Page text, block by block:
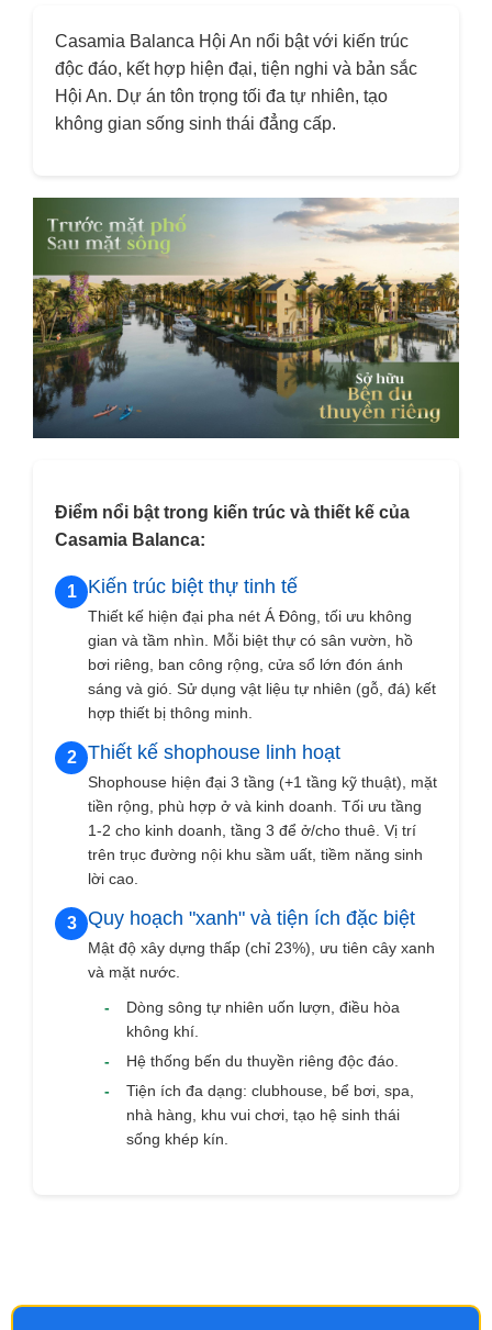
Casamia Balanca Hội An nổi bật với kiến trúc
độc đáo, kết hợp hiện đại, tiện nghi và bản sắc
Hội An. Dự án tôn trọng tối đa tự nhiên, tạo
không gian sống sinh thái đẳng cấp.
Điểm nổi bật trong kiến trúc và thiết kế của
Casamia Balanca:
1 Kiến trúc biệt thự tinh tế
Thiết kế hiện đại pha nét Á Đông, tối ưu không
gian và tầm nhìn. Mỗi biệt thự có sân vườn, hồ
bơi riêng, ban công rộng, cửa sổ lớn đón ánh
sáng và gió. Sử dụng vật liệu tự nhiên (gỗ, đá) kết
hợp thiết bị thông minh.
2 Thiết kế shophouse linh hoạt
Shophouse hiện đại 3 tầng (+1 tầng kỹ thuật), mặt
tiền rộng, phù hợp ở và kinh doanh. Tối ưu tầng
1-2 cho kinh doanh, tầng 3 để ở/cho thuê. Vị trí
trên trục đường nội khu sầm uất, tiềm năng sinh
lời cao.
3 Quy hoạch "xanh" và tiện ích đặc biệt
Mật độ xây dựng thấp (chỉ 23%), ưu tiên cây xanh
và mặt nước.
-
Dòng sông tự nhiên uốn lượn, điều hòa
không khí.
-
Hệ thống bến du thuyền riêng độc đáo.
-
Tiện ích đa dạng: clubhouse, bể bơi, spa,
nhà hàng, khu vui chơi, tạo hệ sinh thái
sống khép kín.